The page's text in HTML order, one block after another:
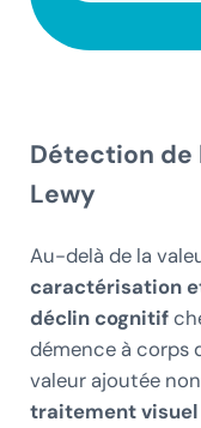
Détection de
Lewy
Au-delà de la
caractérisation
déclin cognitif
démence à corps
valeur ajoutée
traitement